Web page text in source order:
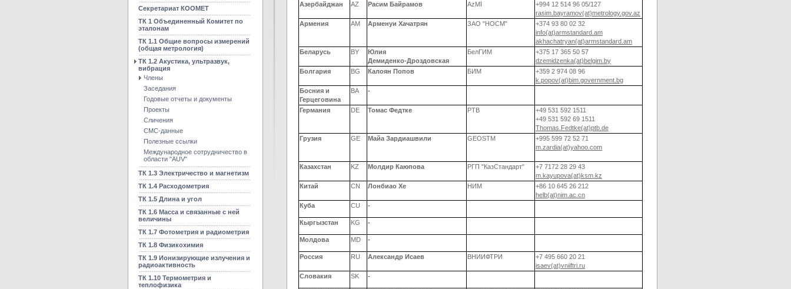
Секретариат КООМЕТ
ТК 1 Объединенный Комитет по
эталонам
ТК 1.1 Общие вопросы измерений
(общая метрология)
ТК 1.2 Акустика, ультразвук,
вибрация
Члены
Заседания
Годовые отчеты и документы
Проекты
Сличения
CMC-данные
Полезные ссылки
Международное сотрудничество в
области "AUV"
ТК 1.3 Электричество и магнетизм
ТК 1.4 Расходометрия
ТК 1.5 Длина и угол
ТК 1.6 Масса и связанные с ней
величины
ТК 1.7 Фотометрия и радиометрия
ТК 1.8 Физикохимия
ТК 1.9 Ионизирующие излучения и
радиоактивность
ТК 1.10 Термометрия и
теплофизика
Азербайджан AZ Расим Байрамов AzMİ
+994 12 514 96 05/127
rasim.bayramov(at)metrology.gov.az
Армения
AM Арменуи Хачатрян ЗАО "НОСМ"
+374 93 80 02 32
info(at)armstandard.am
akhachatryan(at)armstandard.am
Беларусь
BY
Юлия
Демиденко-Дроздовская
БелГИМ
+375 17 365 50 57
dzemidzenka(at)belgim.by
Болгария
BG Калоян Попов БИМ
+359 2 974 08 96
k.popov(at)bim.government.bg
Босния и
Герцеговина
BA -
Германия DE Томас Федтке PTB
+49 531 592 1511
+49 531 592 69 1511
Thomas.Fedtke(at)ptb.de
Грузия
GE Майа Зардиашвили GEOSTM
+995 599 72 52 71
m.zardia(at)yahoo.com
Казахстан KZ Молдир Каюпова РГП "КазСтандарт"
+7 7172 28 29 43
m.kayupova(at)ksm.kz
Китай
CN Лонбиао Хе НИМ
+86 10 645 26 212
helb(at)nim.ac.cn
Куба
CU -
Кыргызстан KG -
Молдова MD -
Россия RU Александр Исаев ВНИИФТРИ
+7 495 660 20 21
isaev(at)vniiftri.ru
Словакия
SK -